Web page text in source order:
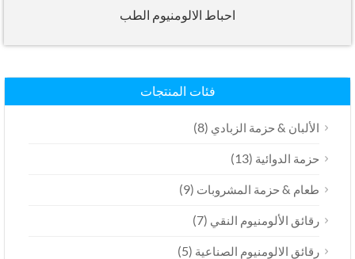
احباط الالومنيوم الطب
فئات المنتجات
الألبان & حزمة الزبادي(8)
حزمة الدوائية(13)
طعام & حزمة المشروبات(9)
رقائق الألومنيوم النقي(7)
رقائق الالومنيوم الصناعية(5)